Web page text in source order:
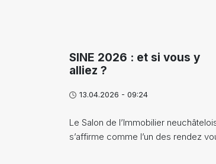
SINE 2026 : et si vous y
alliez ?
13.04.2026 - 09:24
Le Salon de l’Immobilier
s’affirme comme l’un des rendez